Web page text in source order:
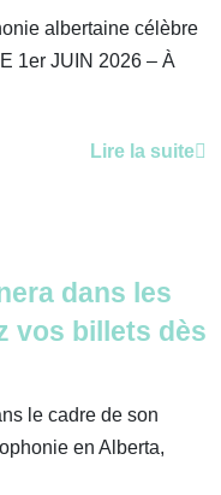
albertaine célèbre
1er JUIN 2026 – À
Lire la suite
dans les
vos billets dès
le cadre de son
en Alberta,